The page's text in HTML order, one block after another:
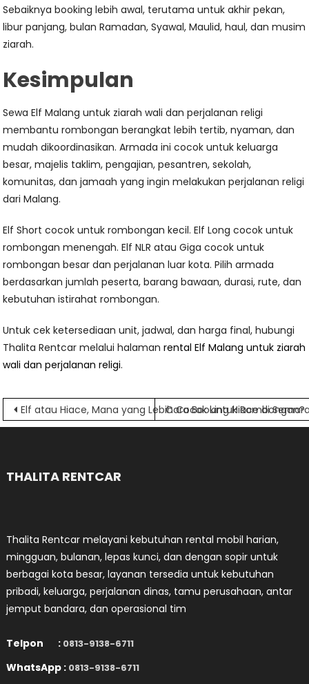
Sebaiknya booking lebih awal, terutama untuk akhir pekan,
libur panjang, bulan Ramadan, Syawal, Maulid, haul, dan musim
ziarah.
Kesimpulan
Sewa Elf Malang untuk ziarah wali dan perjalanan religi
membantu rombongan berangkat lebih tertib, nyaman, dan
mudah dikoordinasikan. Armada ini cocok untuk keluarga
besar, majelis taklim, pengajian, pesantren, sekolah,
komunitas, dan jamaah yang ingin melakukan perjalanan religi
dari Malang.
Elf Short cocok untuk rombongan kecil. Elf Long cocok untuk
rombongan menengah. Elf NLR atau Giga cocok untuk
rombongan besar dan perjalanan luar kota. Pilih armada
berdasarkan jumlah peserta, barang bawaan, durasi, rute, dan
kebutuhan istirahat rombongan.
Untuk cek ketersediaan unit, jadwal, dan harga final, hubungi
Thalita Rentcar melalui halamanrental Elf Malang untuk ziarah
wali dan perjalanan religi.
Navigasi
Elf atau Hiace, Mana yang Lebih Cocok untuk Rombongan?
Cara Booking Hiace di
THALITA RENTCAR
Thalita Rentcar melayani kebutuhan rental mobil harian,
mingguan, bulanan, lepas kunci, dan dengan sopir untuk
berbagai kota besar, layanan tersedia untuk kebutuhan
pribadi, keluarga, perjalanan dinas, tamu perusahaan, antar
jemput bandara, dan operasional tim
Telpon : 0813-9138-6711
WhatsApp : 0813-9138-6711